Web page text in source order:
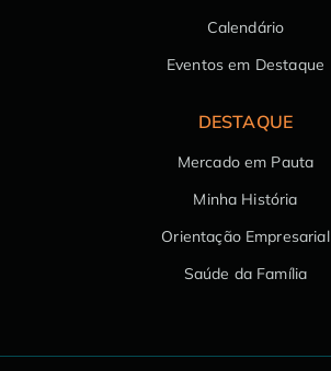
Calendário
Eventos em Destaque
DESTAQUE
Mercado em Pauta
Minha História
Orientação Empresarial
Saúde da Família